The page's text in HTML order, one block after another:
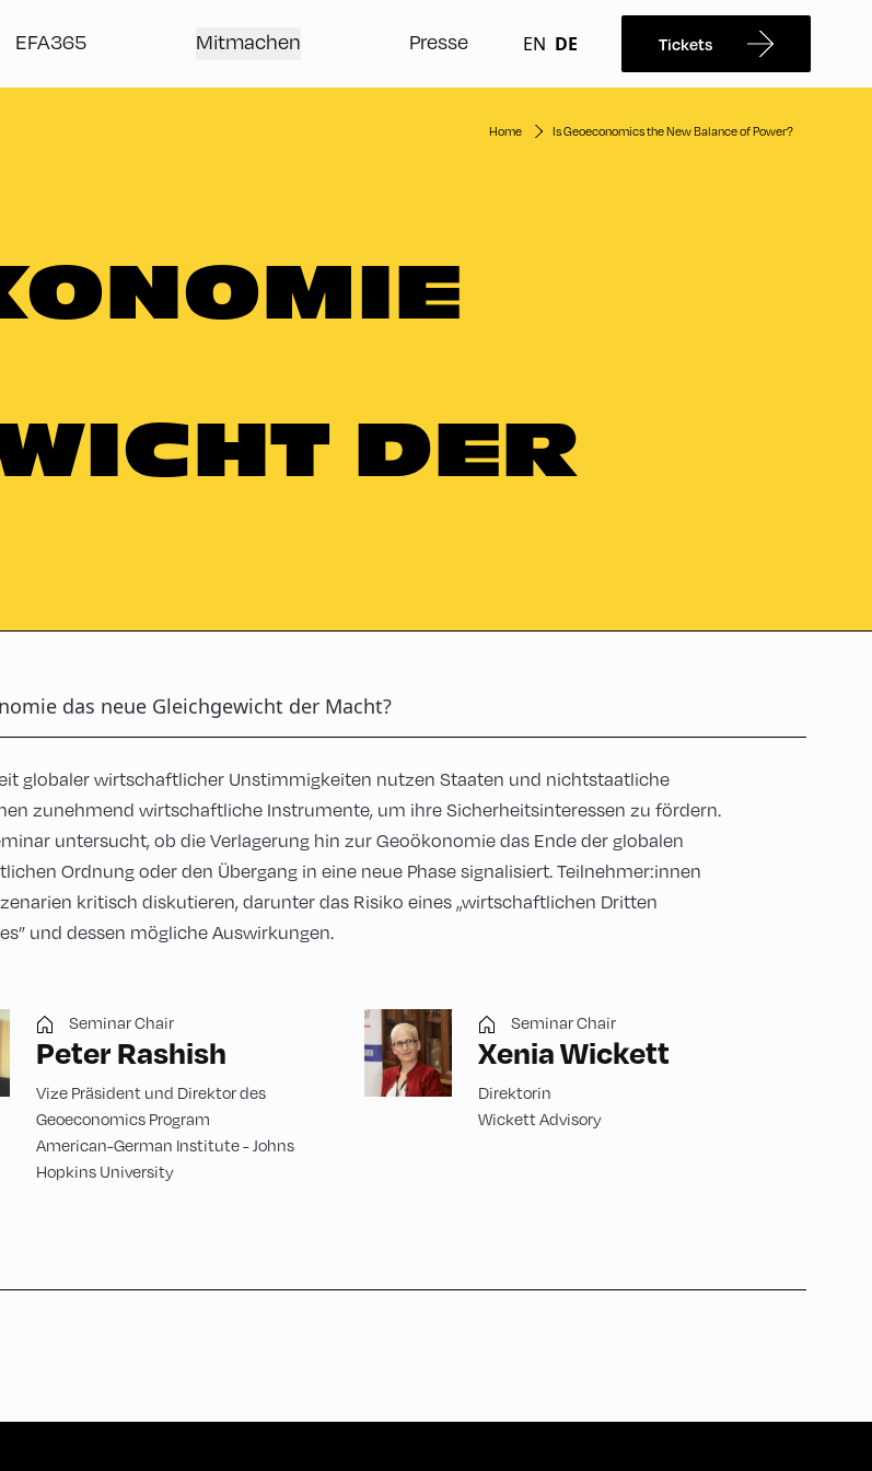
EFA365 Mitmachen Presse EN DE Tickets
Home Is Geoeconomics the New Balance of Power?
DER
das neue Gleichgewicht der Macht?
globaler wirtschaftlicher Unstimmigkeiten nutzen Staaten und nichtstaatliche
zunehmend wirtschaftliche Instrumente, um ihre Sicherheitsinteressen zu fördern.
untersucht, ob die Verlagerung hin zur Geoökonomie das Ende der globalen
Ordnung oder den Übergang in eine neue Phase signalisiert. Teilnehmer:innen
kritisch diskutieren, darunter das Risiko eines „wirtschaftlichen Dritten
und dessen mögliche Auswirkungen.
Seminar Chair
Peter Rashish
Vize Präsident und Direktor des
Geoeconomics Program
American-German Institute - Johns
Hopkins University
Seminar Chair
Xenia Wickett
Direktorin
Wickett Advisory